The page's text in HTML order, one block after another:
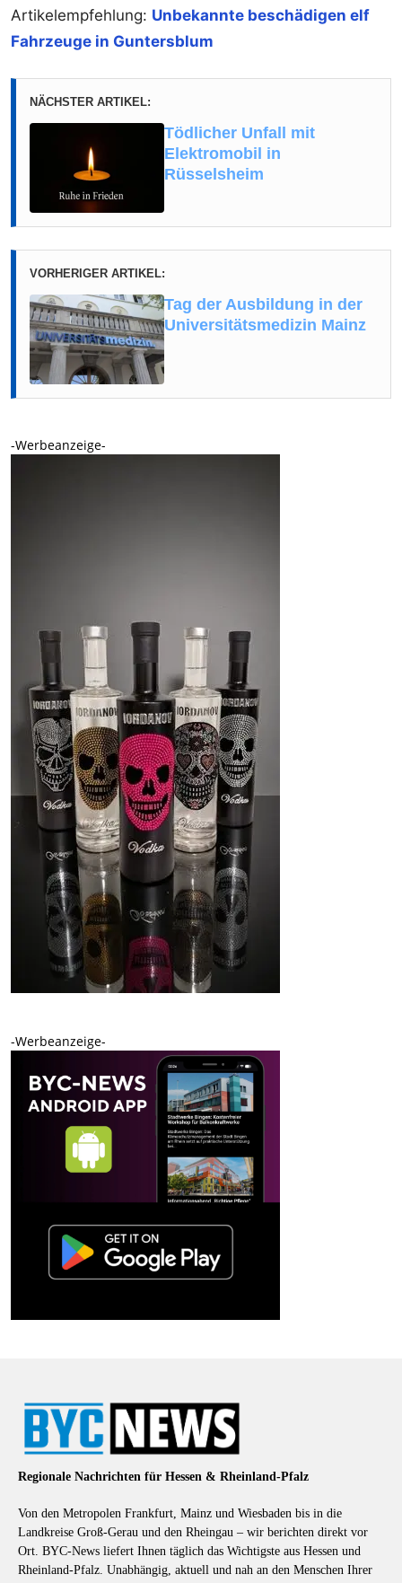
Artikelempfehlung: Unbekannte beschädigen elf
Fahrzeuge in Guntersblum
NÄCHSTER ARTIKEL:
Tödlicher Unfall mit
Elektromobil in
Rüsselsheim
VORHERIGER ARTIKEL:
Tag der Ausbildung in der
Universitätsmedizin Mainz
-Werbeanzeige-
-Werbeanzeige-
Regionale Nachrichten für Hessen & Rheinland-Pfalz
Von den Metropolen Frankfurt, Mainz und Wiesbaden bis in die
Landkreise Groß-Gerau und den Rheingau – wir berichten direkt vor
Ort. BYC-News liefert Ihnen täglich das Wichtigste aus Hessen und
Rheinland-Pfalz. Unabhängig, aktuell und nah an den Menschen Ihrer